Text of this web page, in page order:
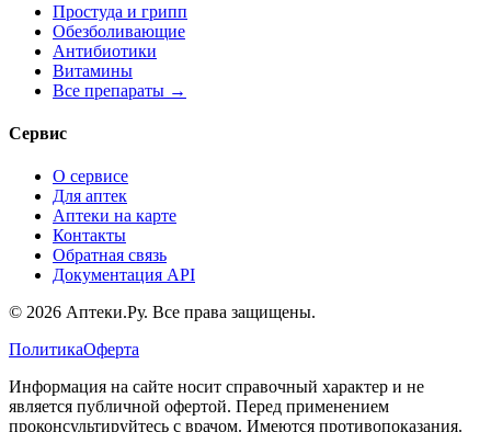
Простуда и грипп
Обезболивающие
Антибиотики
Витамины
Все препараты →
Сервис
О сервисе
Для аптек
Аптеки на карте
Контакты
Обратная связь
Документация API
© 2026 Аптеки.Ру. Все права защищены.
ПолитикаОферта
Информация на сайте носит справочный характер и не
является публичной офертой. Перед применением
проконсультируйтесь с врачом. Имеются противопоказания.